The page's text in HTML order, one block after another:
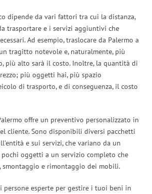
dipende da vari fattori tra cui la distanza,
trasportare e i servizi aggiuntivi che
Ad esempio, traslocare da Palermo a
tragitto notevole e, naturalmente, più
più alto sarà il costo. Inoltre, la quantità di
più oggetti hai, più spazio
di trasporto, e di conseguenza, il costo
offre un preventivo personalizzato in
cliente. Sono disponibili diversi pacchetti
e sui servizi, che variano da un
oggetti a un servizio completo che
smontaggio e rimontaggio dei mobili.
persone esperte per gestire i tuoi beni in